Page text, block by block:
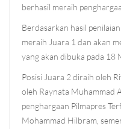
berhasil meraih
Berdasarkan hasil
meraih Juara 1 dan akan
yang akan dibuka pada 18
Posisi Juara 2 diraih oleh
oleh Raynata Muhammad
penghargaan Pilmapres
Mohammad Hilbram,